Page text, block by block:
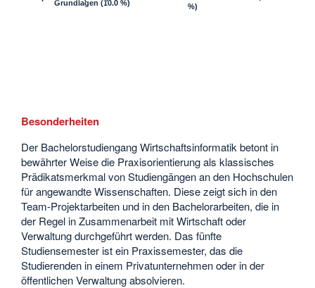
%)
Grundlagen (10.0 %)
Besonderheiten
Der Bachelorstudiengang Wirtschaftsinformatik betont in
bewährter Weise die Praxisorientierung als klassisches
Prädikatsmerkmal von Studiengängen an den Hochschulen
für angewandte Wissenschaften. Diese zeigt sich in den
Team-Projektarbeiten und in den Bachelorarbeiten, die in
der Regel in Zusammenarbeit mit Wirtschaft oder
Verwaltung durchgeführt werden. Das fünfte
Studiensemester ist ein Praxissemester, das die
Studierenden in einem Privatunternehmen oder in der
öffentlichen Verwaltung absolvieren.